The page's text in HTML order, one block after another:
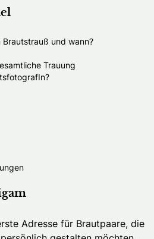
und wann?
Trauung
Adresse für Brautpaare, die